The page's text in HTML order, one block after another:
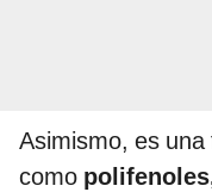
Asimismo, es
como